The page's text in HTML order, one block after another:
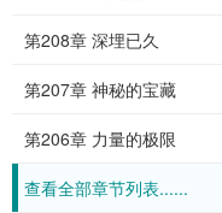
第208章 深埋已久
第207章 神秘的宝藏
第206章 力量的极限
查看全部章节列表......